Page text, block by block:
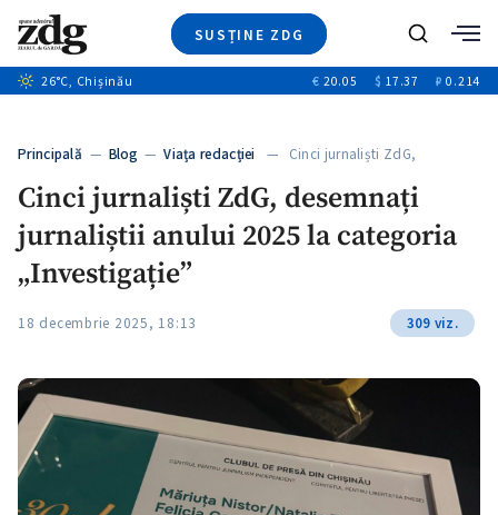
SUSȚINE ZDG
Ştiri
+14
Special
Blog
Caută
26°C, Chișinău € 20.05 $ 17.37 ₽ 0.214
Principală — Blog —Viața redacției
— Cinci jurnaliști ZdG,
Cinci jurnaliști ZdG, desemnați
jurnaliștii anului 2025 la categoria
„Investigație”
18 decembrie 2025, 18:13 309 viz.